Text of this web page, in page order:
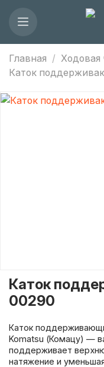
Главная Ходовая
Каток
Каток
00290
Каток
Komatsu (Комацу) —
поддерживает
натяжение и